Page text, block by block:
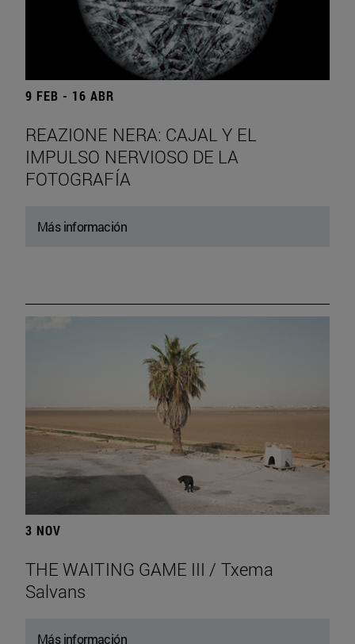
9 FEB - 16 ABR
REAZIONE NERA: CAJAL Y EL
IMPULSO NERVIOSO DE LA
FOTOGRAFÍA
Más información
3 NOV
THE WAITING GAME III / Txema
Salvans
Más información